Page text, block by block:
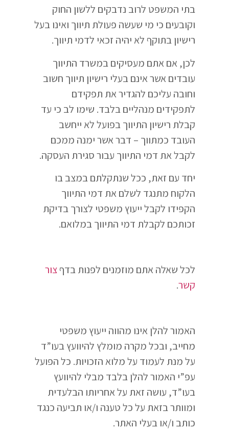
בתי המשפט לרוב נדבקים ללשון החוק
וקובעים כי מי שעשה פעולת תיווך ואינו בעל
רישיון בתוקף לא יהיה זכאי לדמי תיווך.
לכן, אם אתם מעסיקים במשרד התיווך
עובדים אשר אינם בעלי רישיון תיווך חשוב
וחובה עליכם להגדיר את תפקידם
לתפקידים מנהליים בלבד. שימו לב כי עד
קבלת רישיון התיווך בפועל לא ייחשב
העובד כמתווך – דבר אשר ימנה ממכם
לקבל את דמי התיווך עבור סגירת העסקה.
יחד עם זאת, ככל שנתקלתם במצב בו
הלקוח מתנגד לשלם את דמי התיווך
הקפידו לקבל ייעוץ משפטי לצורך בדיקת
זכותכם לקבלת דמי התיווך במלואם.
לכל שאלה אתם מוזמנים לפנות בדףצור
קשר.
האמור להלן אינו מהווה ייעוץ משפטי
מחייב, ובכל מקרה מומלץ להיוועץ בעו”ד
על מנת לעמוד על מלוא הזכויות. כל הפועל
עפ”י האמור להלן בלבד מבלי להיוועץ
בעו”ד, עושה זאת על אחריותו הבלעדית
ומוותר בזאת על כל טענה ו/או תביעה כנגד
כותב ו/או בעלי האתר.